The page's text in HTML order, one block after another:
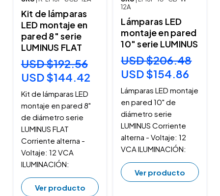
Kit de lámparas
LED montaje en
pared 8" serie
LUMINUS FLAT
USD $192.56
USD $144.42
Kit de lámparas LED
montaje en pared 8"
de diámetro serie
LUMINUS FLAT
Corriente alterna -
Voltaje: 12 VCA
ILUMINACIÓN:
Ver producto
12A
Lámparas LED
montaje en pared
10" serie LUMINUS
USD $206.48
USD $154.86
Lámparas LED montaje
en pared 10" de
diámetro serie
LUMINUS Corriente
alterna - Voltaje: 12
VCA ILUMINACIÓN:
Ver producto